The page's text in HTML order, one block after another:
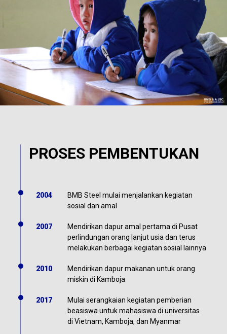
PROSES PEMBENTUKAN
2004
BMB Steel mulai menjalankan kegiatan
sosial dan amal
2007
Mendirikan dapur amal pertama di Pusat
perlindungan orang lanjut usia dan terus
melakukan berbagai kegiatan sosial lainnya
2010
Mendirikan dapur makanan untuk orang
miskin di Kamboja
2017
Mulai serangkaian kegiatan pemberian
beasiswa untuk mahasiswa di universitas
di Vietnam, Kamboja, dan Myanmar